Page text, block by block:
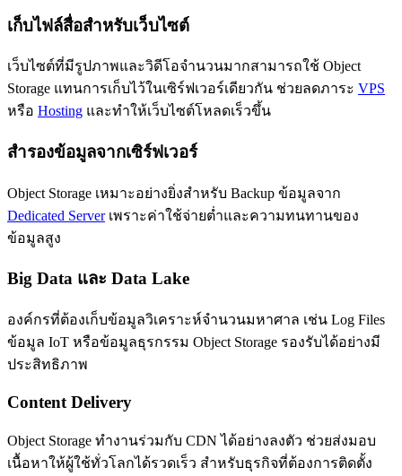
เก็บไฟล์สื่อสำหรับเว็บไซต์
เว็บไซต์ที่มีรูปภาพและวิดีโอจำนวนมากสามารถใช้ Object
Storage แทนการเก็บไว้ในเซิร์ฟเวอร์เดียวกัน ช่วยลดภาระ VPS
หรือ Hosting และทำให้เว็บไซต์โหลดเร็วขึ้น
สำรองข้อมูลจากเซิร์ฟเวอร์
Object Storage เหมาะอย่างยิ่งสำหรับ Backup ข้อมูลจาก
Dedicated Serverเพราะค่าใช้จ่ายต่ำและความทนทานของ
ข้อมูลสูง
Big Data และ Data Lake
องค์กรที่ต้องเก็บข้อมูลวิเคราะห์จำนวนมหาศาล เช่น Log Files
ข้อมูล IoT หรือข้อมูลธุรกรรม Object Storage รองรับได้อย่างมี
ประสิทธิภาพ
Content Delivery
Object Storage ทำงานร่วมกับ CDN ได้อย่างลงตัว ช่วยส่งมอบ
เนื้อหาให้ผู้ใช้ทั่วโลกได้รวดเร็ว สำหรับธุรกิจที่ต้องการติดตั้ง